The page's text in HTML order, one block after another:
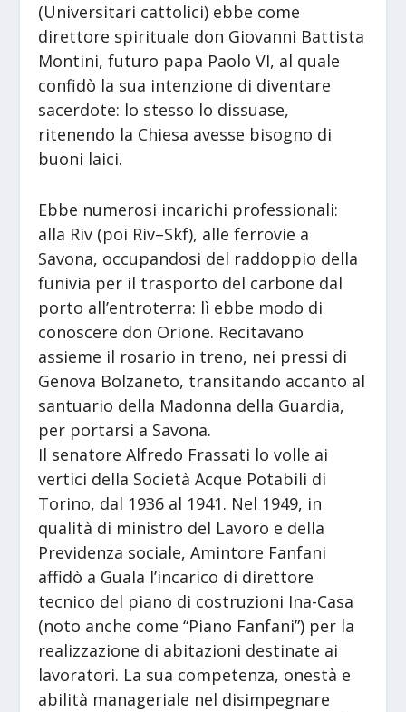
(Universitari cattolici) ebbe come
direttore spirituale don Giovanni Battista
Montini, futuro papa Paolo VI, al quale
confidò la sua intenzione di diventare
sacerdote: lo stesso lo dissuase,
ritenendo la Chiesa avesse bisogno di
buoni laici.
Ebbe numerosi incarichi professionali:
alla Riv (poi Riv–Skf), alle ferrovie a
Savona, occupandosi del raddoppio della
funivia per il trasporto del carbone dal
porto all’entroterra: lì ebbe modo di
conoscere don Orione. Recitavano
assieme il rosario in treno, nei pressi di
Genova Bolzaneto, transitando accanto al
santuario della Madonna della Guardia,
per portarsi a Savona.
Il senatore Alfredo Frassati lo volle ai
vertici della Società Acque Potabili di
Torino, dal 1936 al 1941. Nel 1949, in
qualità di ministro del Lavoro e della
Previdenza sociale, Amintore Fanfani
affidò a Guala l’incarico di direttore
tecnico del piano di costruzioni Ina-Casa
(noto anche come “Piano Fanfani”) per la
realizzazione di abitazioni destinate ai
lavoratori. La sua competenza, onestà e
abilità manageriale nel disimpegnare